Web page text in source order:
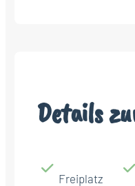
Details
Freiplatz